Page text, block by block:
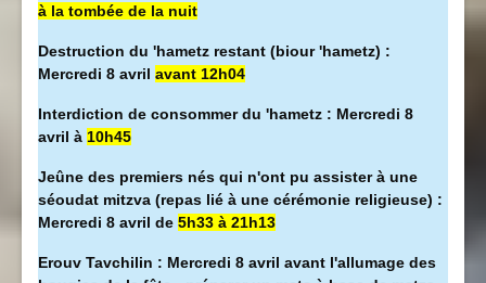
à la tombée de la nuit
Destruction du 'hametz restant (biour 'hametz) :
Mercredi 8 avril avant 12h04
Interdiction de consommer du 'hametz : Mercredi 8
avril à 10h45
Jeûne des premiers nés qui n'ont pu assister à une
séoudat mitzva (repas lié à une cérémonie religieuse) :
Mercredi 8 avril de 5h33 à 21h13
Erouv Tavchilin : Mercredi 8 avril avant l'allumage des